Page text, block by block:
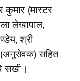
कुमार (मास्टर
लेखापाल,
श्री
(अनुसेवक) सहित
सखी।